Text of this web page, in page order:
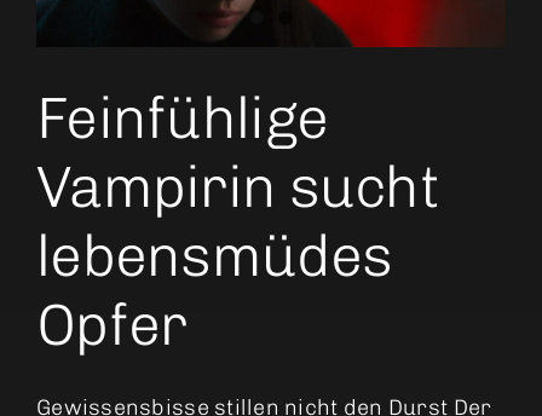
Feinfühlige
Vampirin sucht
lebensmüdes
Opfer
Gewissensbisse stillen nicht den Durst Der